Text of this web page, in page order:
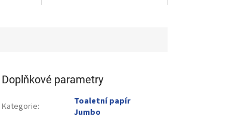
Doplňkové parametry
Kategorie:
Toaletní papír
Jumbo